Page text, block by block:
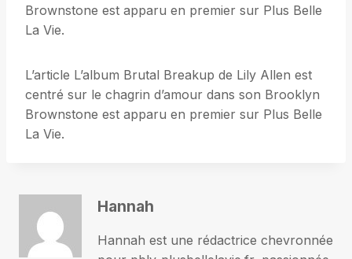
Brownstone est apparu en premier sur Plus Belle
La Vie.
L’article L’album Brutal Breakup de Lily Allen est
centré sur le chagrin d’amour dans son Brooklyn
Brownstone est apparu en premier sur Plus Belle
La Vie.
Hannah
Hannah est une rédactrice chevronnée